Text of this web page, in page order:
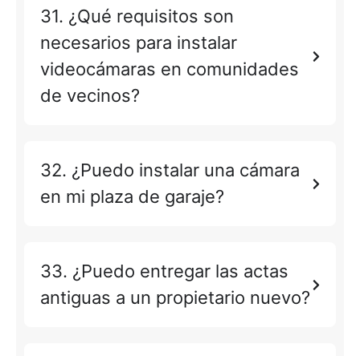
31. ¿Qué requisitos son
necesarios para instalar
videocámaras en comunidades
de vecinos?
32. ¿Puedo instalar una cámara
en mi plaza de garaje?
33. ¿Puedo entregar las actas
antiguas a un propietario nuevo?